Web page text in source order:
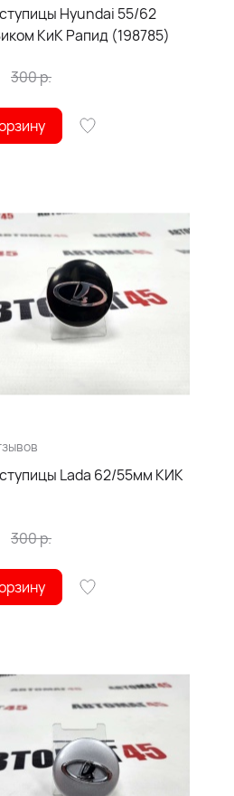
Hyundai 55/62
КиК Рапид (198785)
300р.
Lada 62/55мм КИК
300р.